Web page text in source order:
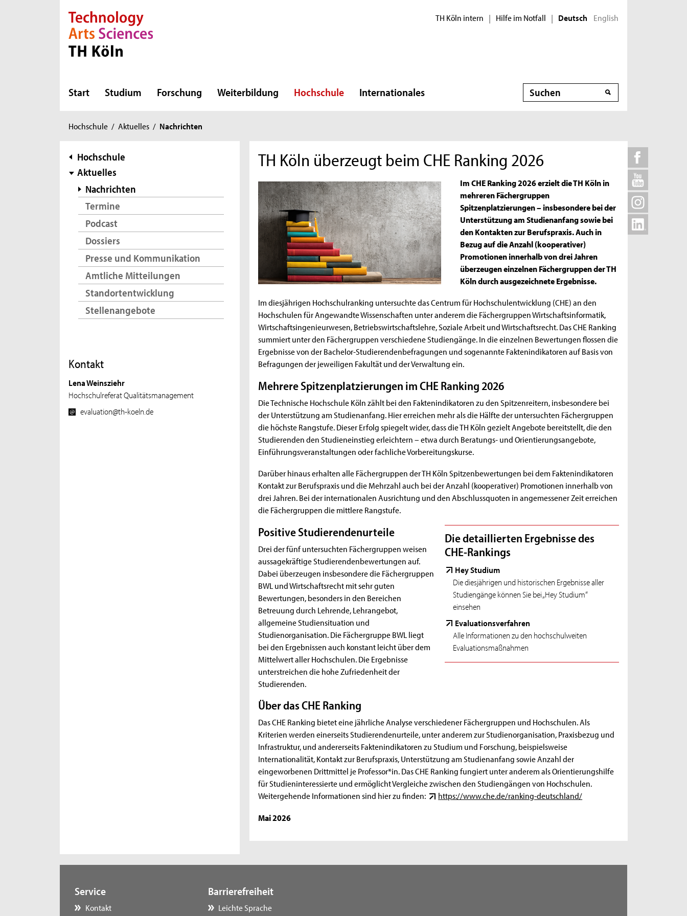
Direkt zur Hauptnavigation
Direkt zur Subnavigation
Direkt zum Inhalt
Direkt zum Fußbereich TH Köln intern | Hilfe im Notfall | Deutsch English
Start Studium Forschung Weiterbildung Hochschule Internationales Suche
Sie
hier:
Hochschule / Aktuelles / Nachrichten
Subnavigation
Hochschule
Aktuelles
Nachrichten
Termine
Podcast
Dossiers
Presse und Kommunikation
Amtliche Mitteilungen
Standortentwicklung
Stellenangebote
Kontakt
Lena Weinsziehr
Hochschulreferat Qualitätsmanagement
evaluation@th-koeln.de
TH Köln überzeugt beim CHE Ranking 2026
Im CHE Ranking 2026 erzielt die TH Köln in
mehreren Fächergruppen
Spitzenplatzierungen – insbesondere bei der
Unterstützung am Studienanfang sowie bei
den Kontakten zur Berufspraxis. Auch in
Bezug auf die Anzahl (kooperativer)
Promotionen innerhalb von drei Jahren
überzeugen einzelnen Fächergruppen der TH
Köln durch ausgezeichnete Ergebnisse.
Im diesjährigen Hochschulranking untersuchte das Centrum für Hochschulentwicklung (CHE) an den
Hochschulen für Angewandte Wissenschaften unter anderem die Fächergruppen Wirtschaftsinformatik,
Wirtschaftsingenieurwesen, Betriebswirtschaftslehre, Soziale Arbeit und Wirtschaftsrecht. Das CHE Ranking
summiert unter den Fächergruppen verschiedene Studiengänge. In die einzelnen Bewertungen flossen die
Ergebnisse von der Bachelor-Studierendenbefragungen und sogenannte Faktenindikatoren auf Basis von
Befragungen der jeweiligen Fakultät und der Verwaltung ein.
Mehrere Spitzenplatzierungen im CHE Ranking 2026
Die Technische Hochschule Köln zählt bei den Faktenindikatoren zu den Spitzenreitern, insbesondere bei
der Unterstützung am Studienanfang. Hier erreichen mehr als die Hälfte der untersuchten Fächergruppen
die höchste Rangstufe. Dieser Erfolg spiegelt wider, dass die TH Köln gezielt Angebote bereitstellt, die den
Studierenden den Studieneinstieg erleichtern – etwa durch Beratungs- und Orientierungsangebote,
Einführungsveranstaltungen oder fachliche Vorbereitungskurse.
Darüber hinaus erhalten alle Fächergruppen der TH Köln Spitzenbewertungen bei dem Faktenindikatoren
Kontakt zur Berufspraxis und die Mehrzahl auch bei der Anzahl (kooperativer) Promotionen innerhalb von
drei Jahren. Bei der internationalen Ausrichtung und den Abschlussquoten in angemessener Zeit erreichen
die Fächergruppen die mittlere Rangstufe.
Die detaillierten Ergebnisse des
CHE-Rankings
Hey Studium
Die diesjährigen und historischen Ergebnisse aller
Studiengänge können Sie bei „Hey Studium“
einsehen
Evaluationsverfahren
Alle Informationen zu den hochschulweiten
Evaluationsmaßnahmen
Positive Studierendenurteile
Drei der fünf untersuchten Fächergruppen weisen
aussagekräftige Studierendenbewertungen auf.
Dabei überzeugen insbesondere die Fächergruppen
BWL und Wirtschaftsrecht mit sehr guten
Bewertungen, besonders in den Bereichen
Betreuung durch Lehrende, Lehrangebot,
allgemeine Studiensituation und
Studienorganisation. Die Fächergruppe BWL liegt
bei den Ergebnissen auch konstant leicht über dem
Mittelwert aller Hochschulen. Die Ergebnisse
unterstreichen die hohe Zufriedenheit der
Studierenden.
Über das CHE Ranking
Das CHE Ranking bietet eine jährliche Analyse verschiedener Fächergruppen und Hochschulen. Als
Kriterien werden einerseits Studierendenurteile, unter anderem zur Studienorganisation, Praxisbezug und
Infrastruktur, und andererseits Faktenindikatoren zu Studium und Forschung, beispielsweise
Internationalität, Kontakt zur Berufspraxis, Unterstützung am Studienanfang sowie Anzahl der
eingeworbenen Drittmittel je Professor*in. Das CHE Ranking fungiert unter anderem als Orientierungshilfe
für Studieninteressierte und ermöglicht Vergleiche zwischen den Studiengängen von Hochschulen.
Weitergehende Informationen sind hier zu finden:
https://www.che.de/ranking-deutschland/
Mai 2026
Service
Kontakt
Barrierefreiheit
Leichte Sprache